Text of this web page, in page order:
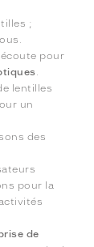
;
pour
.
lentilles
un
des
pour la
de